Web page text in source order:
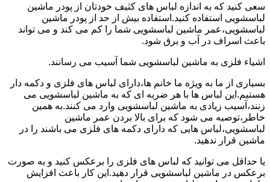
سعی کنید که به اندازه لباس های کثیف خودتان از پودر ماشین
لباسشویی استفاده کنید.استفاده بیش از حد از پودر ماشین
لباسشویی،عمر ماشین لباسشویی شما را کم می کند و می تواند
باعث اسراف در آب و برق شود.
اشیاء فلزی به ماشین لباسشویی شما آسیب می رسانند.
بسیاری از ما به ویژه ما خانم ها،دارای لباس های فلزی و دکمه دار
هستیم.این لباس ها با هر ضربه ای که به ماشین لباسشویی می
زنند،آسیب زیادی به ماشین لباسشویی وارد می کنند.به همین
خاطر،توصیه می شود که برای بالا بردن عمر ماشین
لباسشویی،لباس هایی که دارای دکمه های فلزی می باشند را در
ماشین قرار ندهید.
یا حداقل می توانید که لباس های فلزی را برعکس کنید و به صورت
برعکس در ماشین لباسشویی قرار دهید.این کار باعث افزایش